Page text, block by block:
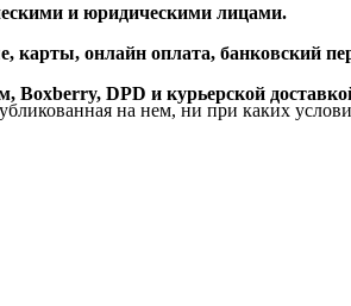
и юридическими лицами.
карты, онлайн оплата, банковский
DPD и курьерской
на нем, ни при каких